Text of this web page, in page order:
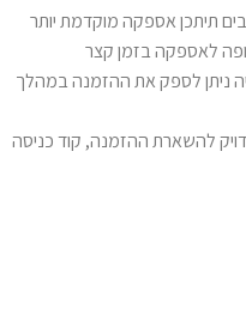
לאספקה בזמן קצר
ניתן לספק את ההזמנה במהלך
להשארת ההזמנה, קוד כניסה